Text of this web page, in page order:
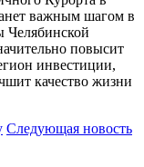
важным шагом в
Челябинской
повысит
инвестиции,
качество жизни
Следующая новость